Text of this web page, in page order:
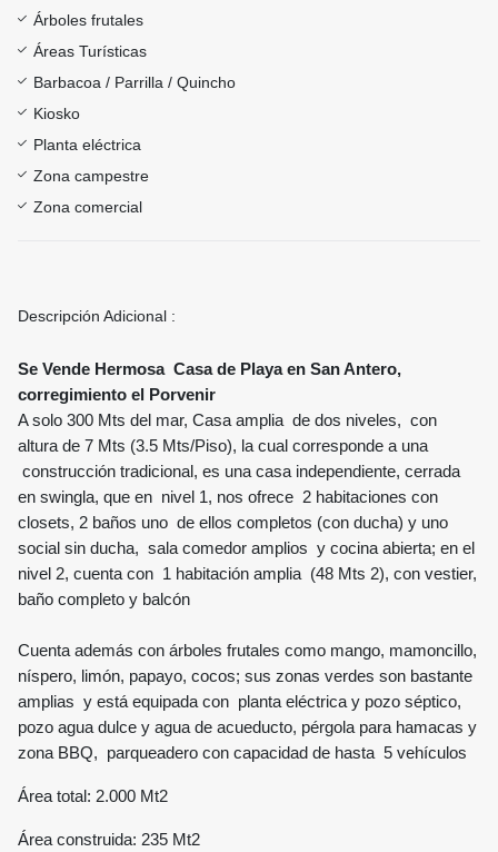
Árboles frutales
Áreas Turísticas
Barbacoa / Parrilla / Quincho
Kiosko
Planta eléctrica
Zona campestre
Zona comercial
Descripción Adicional :
Se Vende Hermosa Casa de Playa en San Antero,
corregimiento el Porvenir
A solo 300 Mts del mar, Casa amplia de dos niveles, con
altura de 7 Mts (3.5 Mts/Piso), la cual corresponde a una
construcción tradicional, es una casa independiente, cerrada
en swingla, que en nivel 1, nos ofrece 2 habitaciones con
closets, 2 baños uno de ellos completos (con ducha) y uno
social sin ducha, sala comedor amplios y cocina abierta; en el
nivel 2, cuenta con 1 habitación amplia (48 Mts 2), con vestier,
baño completo y balcón
Cuenta además con árboles frutales como mango, mamoncillo,
níspero, limón, papayo, cocos; sus zonas verdes son bastante
amplias y está equipada con planta eléctrica y pozo séptico,
pozo agua dulce y agua de acueducto, pérgola para hamacas y
zona BBQ, parqueadero con capacidad de hasta 5 vehículos
Área total: 2.000 Mt2
Área construida: 235 Mt2